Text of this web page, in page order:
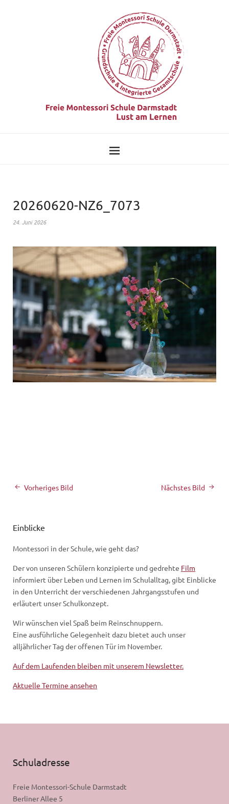
20260620-NZ6_7073
24. Juni 2026
Nächstes Bild
Vorheriges Bild
Einblicke
Montessori in der Schule, wie geht das?
Der von unseren Schülern konzipierte und gedrehte Film
informiert über Leben und Lernen im Schulalltag, gibt Einblicke
in den Unterricht der verschiedenen Jahrgangsstufen und
erläutert unser Schulkonzept.
Wir wünschen viel Spaß beim Reinschnuppern.
Eine ausführliche Gelegenheit dazu bietet auch unser
alljährlicher Tag der offenen Tür im November.
Auf dem Laufenden bleiben mit unserem Newsletter.
Aktuelle Termine ansehen
Schuladresse
Freie Montessori-Schule Darmstadt
Berliner Allee 5